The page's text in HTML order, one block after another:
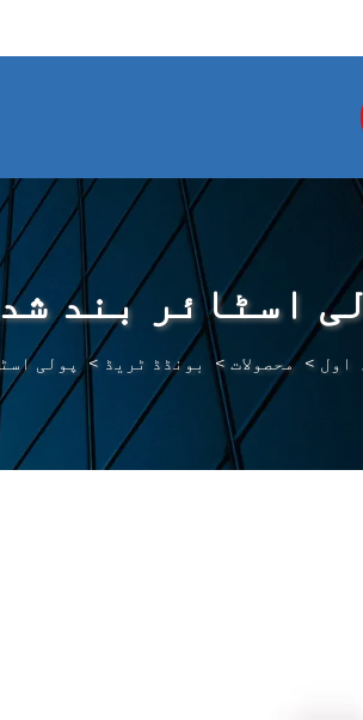
اسٹائر بند
اول >محصولات > بونڈڈ ٹریڈ > پولی